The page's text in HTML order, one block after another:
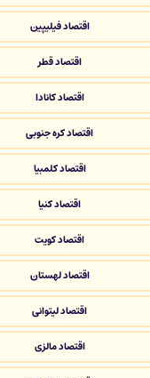
اقتصاد فیلیپین
اقتصاد قطر
اقتصاد کانادا
اقتصاد کره جنوبی
اقتصاد کلمبیا
اقتصاد کنیا
اقتصاد کویت
اقتصاد لهستان
اقتصاد لیتوانی
اقتصاد مالزی